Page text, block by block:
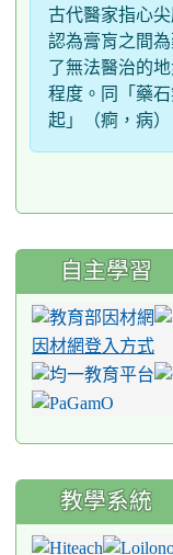
古代醫家指心
認為膏肓之間
了無法醫治的
程度。同「藥
起」（痾，病）
自主學習
因材網登入方式
教學系統